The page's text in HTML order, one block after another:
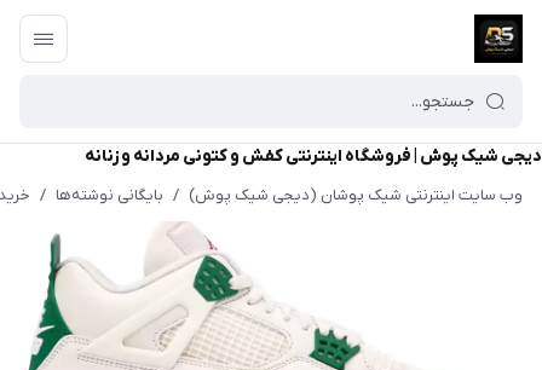
دیجی شیک پوش | فروشگاه اینترنتی کفش و کتونی مردانه و زنانه
وب سایت اینترنتی شیک پوشان (دیجی شیک پوش) / بایگانی نوشته‌ها /